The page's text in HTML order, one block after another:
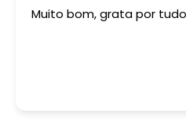
Muito bom, grata por